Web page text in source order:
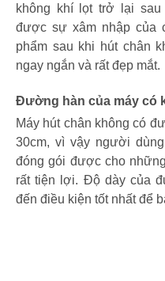
không khí lọt trở lại
được sự xâm nhập của
phẩm sau khi hút chân
ngay ngắn và rất đẹp mắt.
Đường hàn của máy có
Máy hút chân không có
30cm, vì vậy người
đóng gói được cho
rất tiện lợi. Độ dày của
đến điều kiện tốt nhất để